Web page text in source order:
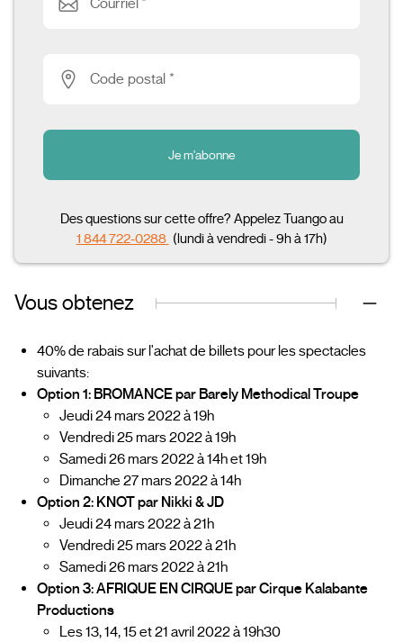
Code postal *
Je m'abonne
Des questions sur cette offre? Appelez Tuango au
1 844 722-0288 (lundi à vendredi - 9h à 17h)
Vous obtenez
40% de rabais sur l'achat de billets pour les spectacles
suivants:
Option 1: BROMANCE par Barely Methodical Troupe
Jeudi 24 mars 2022 à 19h
Vendredi 25 mars 2022 à 19h
Samedi 26 mars 2022 à 14h et 19h
Dimanche 27 mars 2022 à 14h
Option 2: KNOT par Nikki & JD
Jeudi 24 mars 2022 à 21h
Vendredi 25 mars 2022 à 21h
Samedi 26 mars 2022 à 21h
Option 3: AFRIQUE EN CIRQUE par Cirque Kalabante
Productions
Les 13, 14, 15 et 21 avril 2022 à 19h30